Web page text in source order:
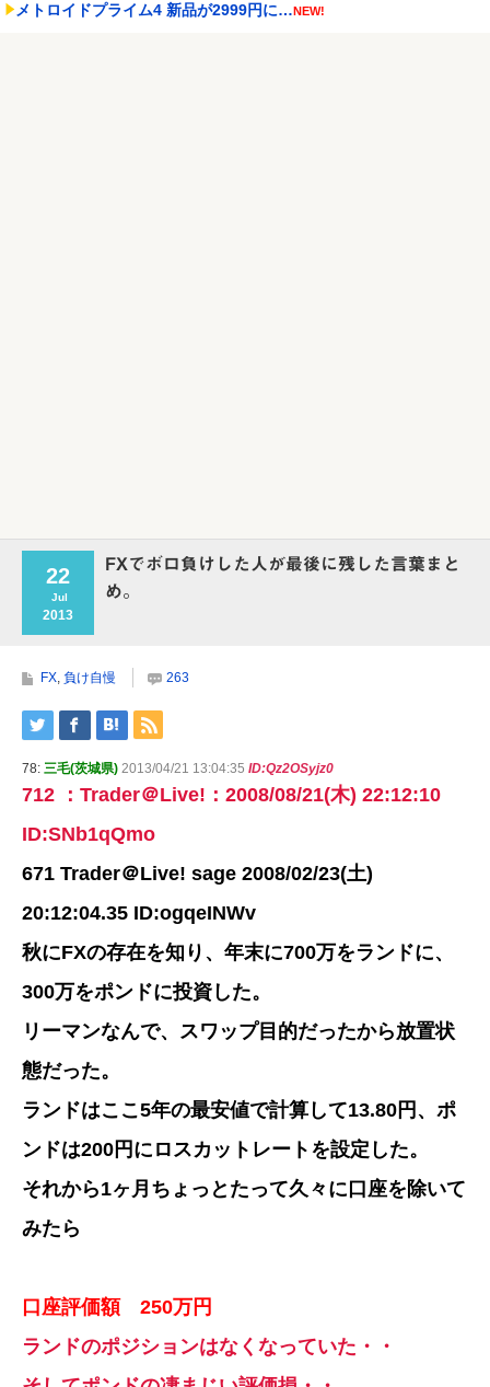
メトロイドプライム4 新品が2999円に…NEW!
22
Jul
2013
FXでボロ負けした人が最後に残した言葉まと
め。
FX, 負け自慢 263
78: 三毛(茨城県) 2013/04/21 13:04:35 ID:Qz2OSyjz0
712 ：Trader＠Live!：2008/08/21(木) 22:12:10
ID:SNb1qQmo
671 Trader＠Live! sage 2008/02/23(土)
20:12:04.35 ID:ogqeINWv
秋にFXの存在を知り、年末に700万をランドに、
300万をポンドに投資した。
リーマンなんで、スワップ目的だったから放置状
態だった。
ランドはここ5年の最安値で計算して13.80円、ポ
ンドは200円にロスカットレートを設定した。
それから1ヶ月ちょっとたって久々に口座を除いて
みたら
口座評価額 250万円
ランドのポジションはなくなっていた・・